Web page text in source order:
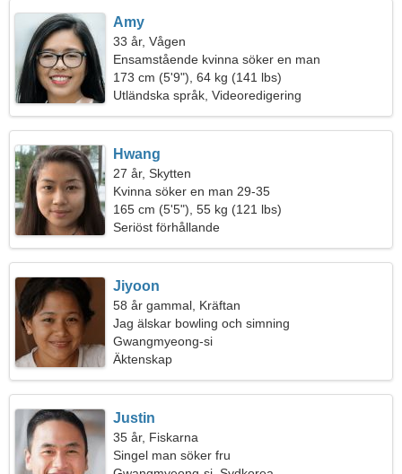
Amy
33 år, Vågen
Ensamstående kvinna söker en man
173 cm (5'9"), 64 kg (141 lbs)
Utländska språk, Videoredigering
Hwang
27 år, Skytten
Kvinna söker en man 29-35
165 cm (5'5"), 55 kg (121 lbs)
Seriöst förhållande
Jiyoon
58 år gammal, Kräftan
Jag älskar bowling och simning
Gwangmyeong-si
Äktenskap
Justin
35 år, Fiskarna
Singel man söker fru